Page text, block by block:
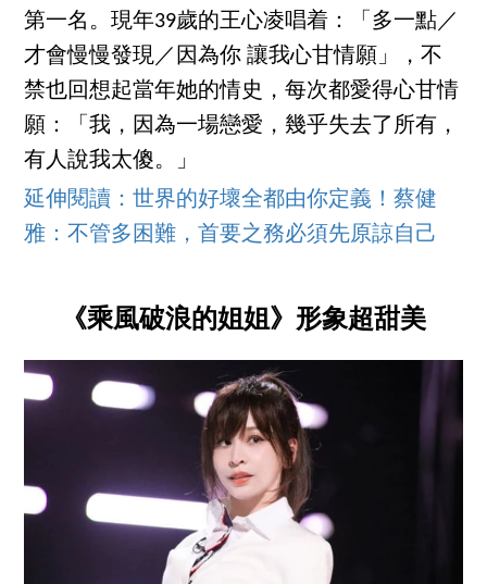
第一名。現年39歲的王心凌唱着：「多一點／
才會慢慢發現／因為你 讓我心甘情願」，不
禁也回想起當年她的情史，每次都愛得心甘情
願：「我，因為一場戀愛，幾乎失去了所有，
有人說我太傻。」
延伸閱讀：世界的好壞全都由你定義！蔡健
雅：不管多困難，首要之務必須先原諒自己
《乘風破浪的姐姐》形象超甜美